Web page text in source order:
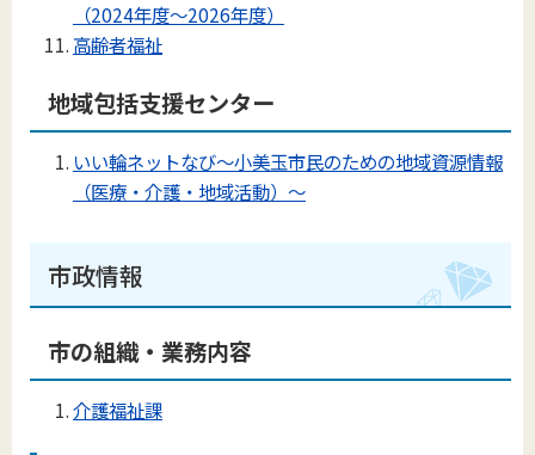
（2024年度～2026年度）
高齢者福祉
地域包括支援センター
いい輪ネットなび～小美玉市民のための地域資源情報
（医療・介護・地域活動）～
市政情報
市の組織・業務内容
介護福祉課